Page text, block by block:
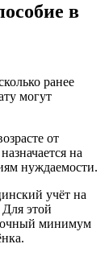
в
ранее
могут
от
на
нуждаемости.
учёт на
этой
минимум